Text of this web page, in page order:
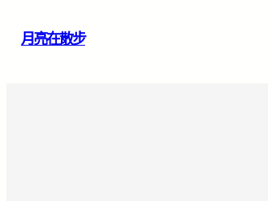
月亮在散步